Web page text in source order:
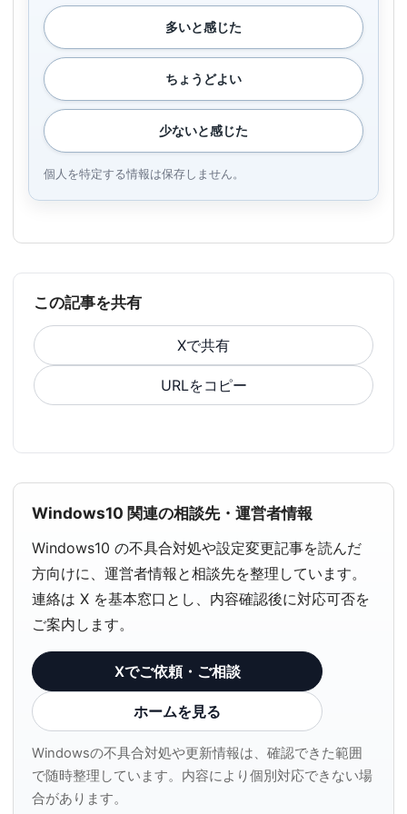
多いと感じた
ちょうどよい
少ないと感じた
個人を特定する情報は保存しません。
この記事を共有
Xで共有
URLをコピー
Windows10 関連の相談先・運営者情報
Windows10 の不具合対処や設定変更記事を読んだ
方向けに、運営者情報と相談先を整理しています。
連絡は X を基本窓口とし、内容確認後に対応可否を
ご案内します。
Xでご依頼・ご相談
ホームを見る
Windowsの不具合対処や更新情報は、確認できた範囲
で随時整理しています。内容により個別対応できない場
合があります。